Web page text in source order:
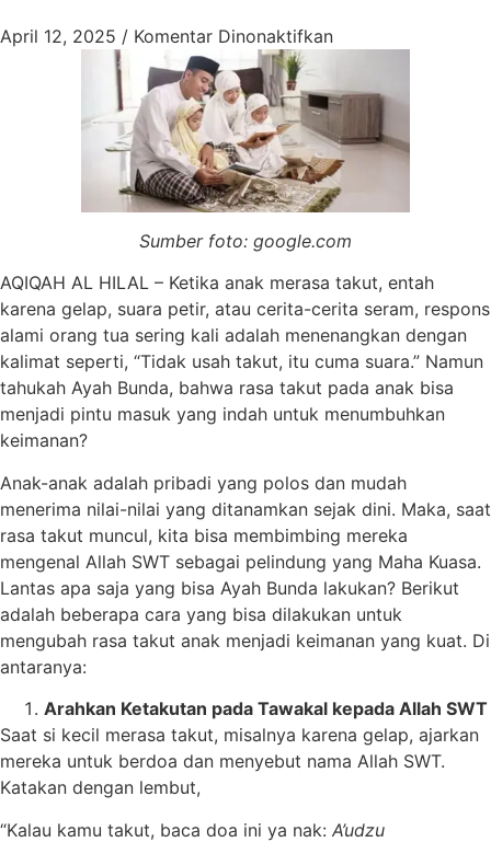
April 12, 2025 / Komentar Dinonaktifkanpada Ubah Rasa
Sumber foto: google.com
AQIQAH AL HILAL – Ketika anak merasa takut, entah
karena gelap, suara petir, atau cerita-cerita seram, respons
alami orang tua sering kali adalah menenangkan dengan
kalimat seperti, “Tidak usah takut, itu cuma suara.” Namun
tahukah Ayah Bunda, bahwa rasa takut pada anak bisa
menjadi pintu masuk yang indah untuk menumbuhkan
keimanan?
Anak-anak adalah pribadi yang polos dan mudah
menerima nilai-nilai yang ditanamkan sejak dini. Maka, saat
rasa takut muncul, kita bisa membimbing mereka
mengenal Allah SWT sebagai pelindung yang Maha Kuasa.
Lantas apa saja yang bisa Ayah Bunda lakukan? Berikut
adalah beberapa cara yang bisa dilakukan untuk
mengubah rasa takut anak menjadi keimanan yang kuat. Di
antaranya:
Arahkan Ketakutan pada Tawakal kepada Allah SWT
Saat si kecil merasa takut, misalnya karena gelap, ajarkan
mereka untuk berdoa dan menyebut nama Allah SWT.
Katakan dengan lembut,
“Kalau kamu takut, baca doa ini ya nak: A’udzu